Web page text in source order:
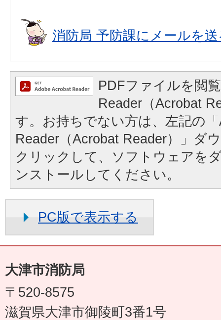
消防局 予防課にメールを
PDFファイルを閲
Reader（Acrobat
す。お持ちでない方は、左記の
Reader（Acrobat Reader）」ダ
クリックして、ソフトウェアを
ンストールしてください。
PC版で表示する
大津市消防局
〒520-8575
滋賀県大津市御陵町3番1号